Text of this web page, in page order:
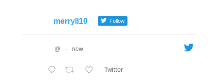
merryll10 Follow
@ · now
Twitter